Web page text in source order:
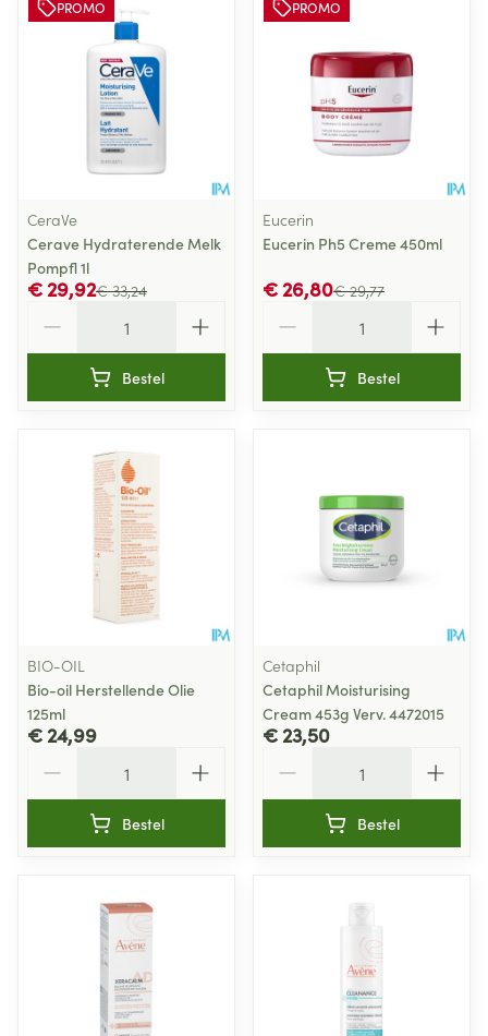
PROMO
CeraVe
Cerave Hydraterende Melk
Pompfl 1l
€ 33,24
€ 29,92
Bestel
PROMO
Eucerin
Eucerin Ph5 Creme 450ml
€ 29,77
€ 26,80
Bestel
BIO-OIL
Bio-oil Herstellende Olie
125ml
€ 24,99
Bestel
Cetaphil
Cetaphil Moisturising
Cream 453g Verv. 4472015
€ 23,50
Bestel